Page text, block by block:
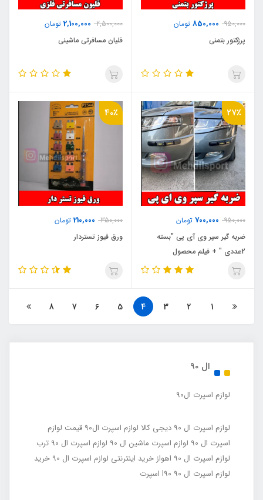
950,000
850,000 تومان
پرژکتور بتمنی
2,500,000
2,100,000 تومان
قلیان مسافرتی ماشینی
27٪
950,000
700,000 تومان
ضربه گیر سپر وی آی پی "بسته
2عددی " + فیلم محصول
40٪
350,000
210,000 تومان
ورق فیوز تستردار
1
2
3
4
5
6
7
8
ال 90
لوازم اسپرت ال90
لوازم اسپرت ال 90 دیجی کالا لوازم اسپرت ال90 قیمت لوازم
اسپرت ال 90 لوازم اسپرت ماشین ال 90 لوازم اسپرت ال 90 ترب
لوازم اسپرت ال 90 اهواز خرید اینترنتی لوازم اسپرت ال 90 خرید
لوازم اسپرت ال 90 l90 اسپرت